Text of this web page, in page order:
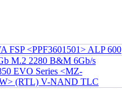
FSP <PPF3601501> ALP 600
M.2 2280 B&M 6Gb/s
EVO Series <MZ-
(RTL) V-NAND TLC